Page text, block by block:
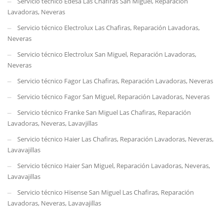
Lavadoras, Neveras
Servicio técnico Electrolux Las Chafiras, Reparación Lavadoras,
Neveras
Servicio técnico Electrolux San Miguel, Reparación Lavadoras,
Neveras
Servicio técnico Fagor Las Chafiras, Reparación Lavadoras, Neveras
Servicio técnico Fagor San Miguel, Reparación Lavadoras, Neveras
Servicio técnico Franke San Miguel Las Chafiras, Reparación
Lavadoras, Neveras, Lavavjillas
Servicio técnico Haier Las Chafiras, Reparación Lavadoras, Neveras,
Lavavajillas
Servicio técnico Haier San Miguel, Reparación Lavadoras, Neveras,
Lavavajillas
Servicio técnico Hisense San Miguel Las Chafiras, Reparación
Lavadoras, Neveras, Lavavajillas